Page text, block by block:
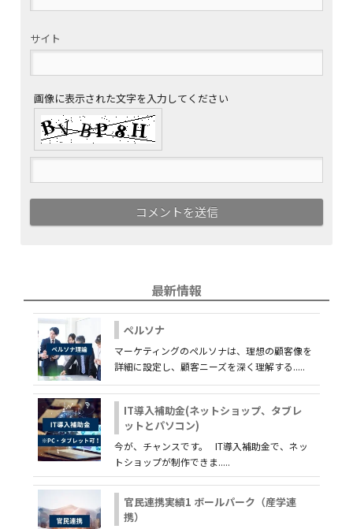
サイト
画像に表示された文字を入力してください
最新情報
ペルソナ
マーケティングのペルソナは、理想の顧客像を
詳細に設定し、顧客ニーズを深く理解する.....
IT導入補助金(ネットショップ、タブレ
ットとパソコン)
今が、チャンスです。 IT導入補助金で、ネッ
トショップが制作できま.....
官民連携実績1 ボールパーク（産学連
携）